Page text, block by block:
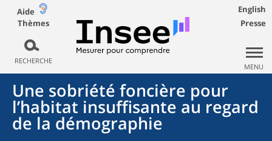
Aide
Thèmes
RECHERCHE
English
Presse
MENU
Une sobriété foncière pour
l’habitat insuffisante au regard
de la démographie